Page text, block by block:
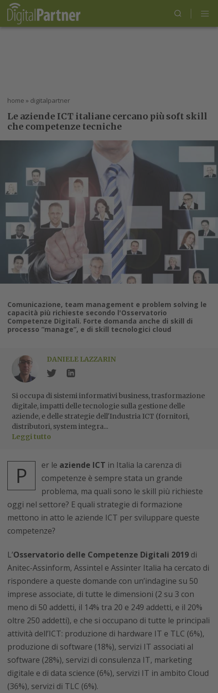
home » digitalpartner
Le aziende ICT italiane cercano più soft skill
che competenze tecniche
Comunicazione, team management e problem solving le
capacità più richieste secondo l'Osservatorio
Competenze Digitali. Forte domanda anche di skill di
processo “manage”, e di skill tecnologici cloud
DANIELE LAZZARIN
Si occupa di sistemi informativi business, trasformazione
digitale, impatti delle tecnologie sulla gestione delle
aziende, e delle strategie dell'Industria ICT (fornitori,
distributori, system integra...
Leggi tutto
P er le aziende ICT in Italia la carenza di
competenze è sempre stata un grande
problema, ma quali sono le skill più richieste
oggi nel settore? E quali strategie di formazione
mettono in atto le aziende ICT per sviluppare queste
competenze?
L’Osservatorio delle Competenze Digitali 2019 di
Anitec-Assinform, Assintel e Assinter Italia ha cercato di
rispondere a queste domande con un’indagine su 50
imprese associate, di tutte le dimensioni (2 su 3 con
meno di 50 addetti, il 14% tra 20 e 249 addetti, e il 20%
oltre 250 addetti), e che si occupano di tutte le principali
attività dell’ICT: produzione di hardware IT e TLC (6%),
produzione di software (18%), servizi IT associati al
software (28%), servizi di consulenza IT, marketing
digitale e di data science (6%), servizi IT in ambito Cloud
(36%), servizi di TLC (6%).